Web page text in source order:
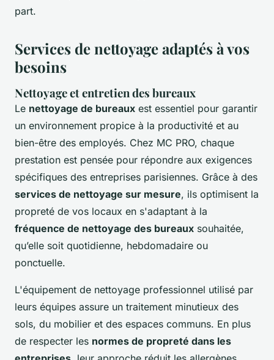
part.
Services de nettoyage adaptés à vos
besoins
Nettoyage et entretien des bureaux
Le nettoyage de bureaux est essentiel pour garantir
un environnement propice à la productivité et au
bien-être des employés. Chez MC PRO, chaque
prestation est pensée pour répondre aux exigences
spécifiques des entreprises parisiennes. Grâce à des
services de nettoyage sur mesure, ils optimisent la
propreté de vos locaux en s'adaptant à la
fréquence de nettoyage des bureaux souhaitée,
qu’elle soit quotidienne, hebdomadaire ou
ponctuelle.
L'équipement de nettoyage professionnel utilisé par
leurs équipes assure un traitement minutieux des
sols, du mobilier et des espaces communs. En plus
de respecter les normes de propreté dans les